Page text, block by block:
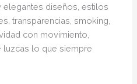
diseños, estilos
transparencias, smoking,
con movimiento,
luzcas lo que siempre